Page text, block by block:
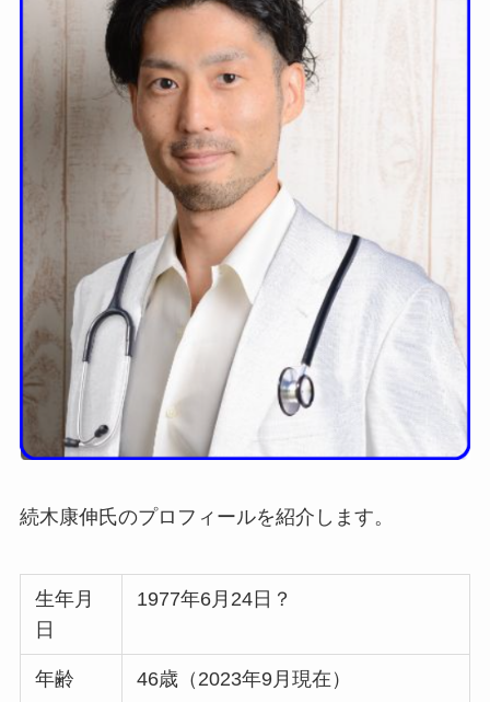
続木康伸氏のプロフィールを紹介します。
生年月
日
1977年6月24日？
年齢 46歳（2023年9月現在）